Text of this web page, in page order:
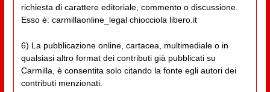
richiesta di carattere editoriale, commento o discussione.
Esso è: carmillaonline_legal chiocciola libero.it
6) La pubblicazione online, cartacea, multimediale o in
qualsiasi altro format dei contributi già pubblicati su
Carmilla, è consentita solo citando la fonte egli autori dei
contributi menzionati.